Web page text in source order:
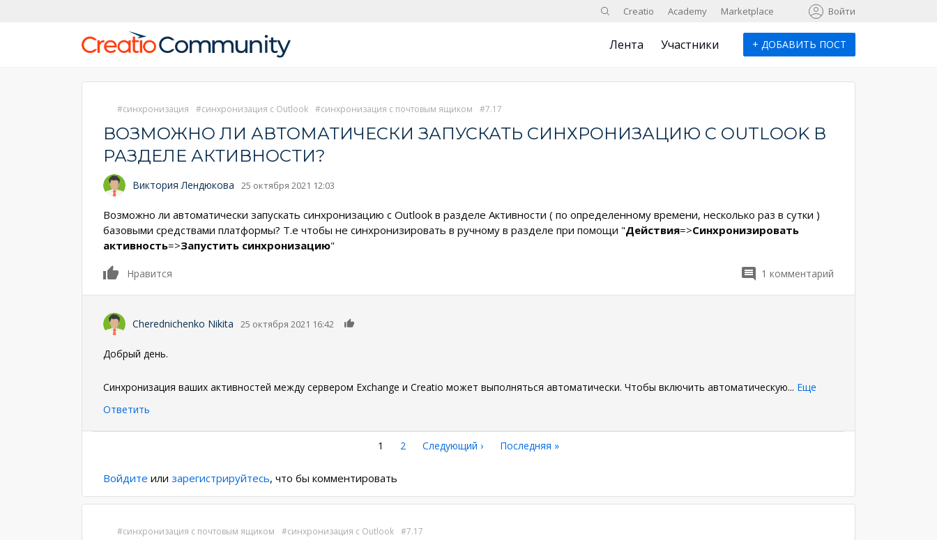
ПоискCreatio Academy Marketplace Войти
Лента Участники + ДОБАВИТЬ ПОСТ
синхронизация синхронизация с Outlook синхронизация с почтовым ящиком 7.17
ВОЗМОЖНО ЛИ АВТОМАТИЧЕСКИ ЗАПУСКАТЬ СИНХРОНИЗАЦИЮ С OUTLOOK В
РАЗДЕЛЕ АКТИВНОСТИ?
Виктория Лендюкова 25 октября 2021 12:03
Возможно ли автоматически запускать синхронизацию с Outlook в разделе Активности ( по определенному времени, несколько раз в сутки )
базовыми средствами платформы? Т.е чтобы не синхронизировать в ручному в разделе при помощи "Действия=>Синхронизировать
активность=>Запустить синхронизацию"
0
Нравится 1 комментарий
Cherednichenko Nikita 25 октября 2021 16:42
Добрый день.
Синхронизация ваших активностей между сервером Exchange и Creatio может выполняться автоматически. Чтобы включить автоматическую... Еще
Ответить
Текущая
1 Страница
2
Следующая
Следующий ›
Последняя
Последняя »
Войдите или зарегистрируйтесь, что бы комментировать
синхронизация с почтовым ящиком синхронизация с Outlook 7.17